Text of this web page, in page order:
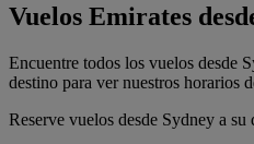
Vuelos Emirates
Encuentre todos los vuelos desde
destino para ver nuestros horarios
Reserve vuelos desde Sydney a